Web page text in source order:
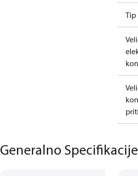
Tip
Generalno Specifikacije